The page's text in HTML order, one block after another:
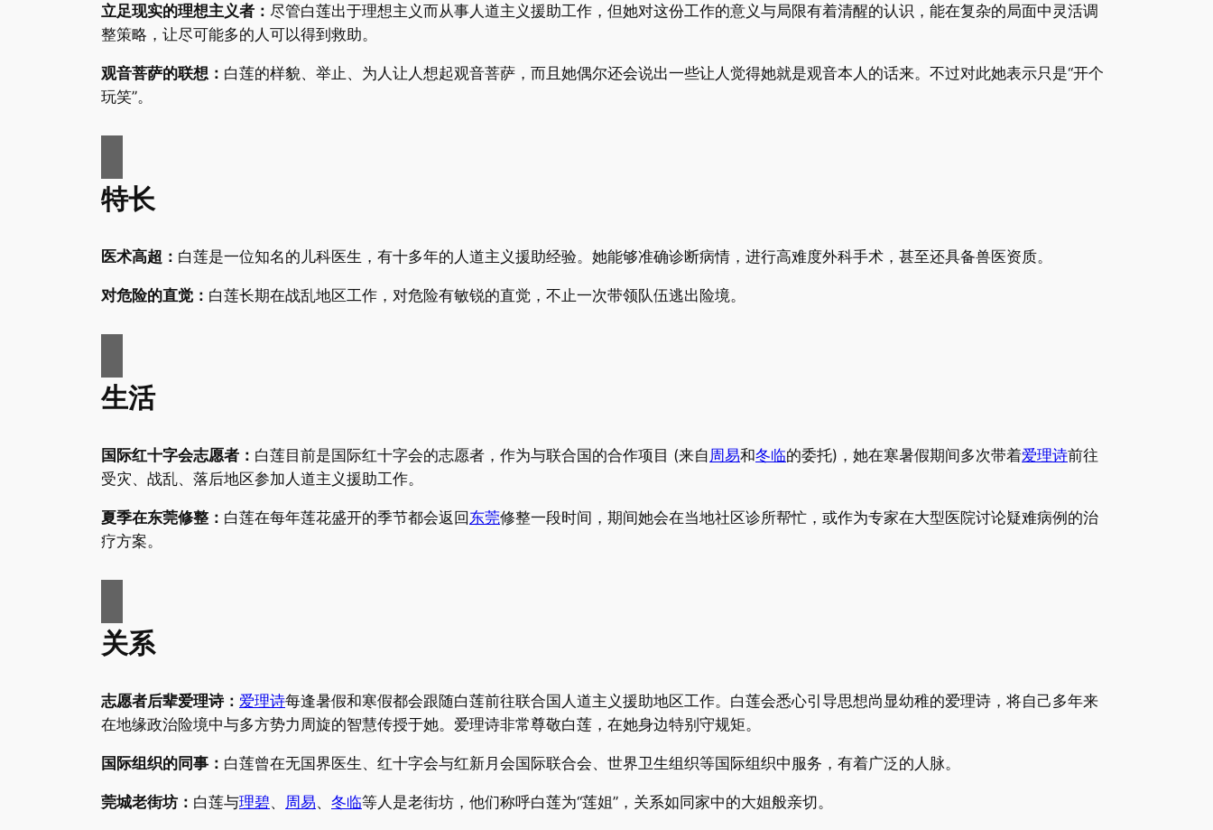
立足现实的理想主义者： 尽管白莲出于理想主义而从事人道主义援助工作，但她对这份工作的意义与局限有着清醒的认识，能在复杂的局面中灵活调
整策略，让尽可能多的人可以得到救助。
观音菩萨的联想： 白莲的样貌、举止、为人让人想起观音菩萨，而且她偶尔还会说出一些让人觉得她就是观音本人的话来。不过对此她表示只是“开个
玩笑”。
特长
医术高超： 白莲是一位知名的儿科医生，有十多年的人道主义援助经验。她能够准确诊断病情，进行高难度外科手术，甚至还具备兽医资质。
对危险的直觉： 白莲长期在战乱地区工作，对危险有敏锐的直觉，不止一次带领队伍逃出险境。
生活
国际红十字会志愿者： 白莲目前是国际红十字会的志愿者，作为与联合国的合作项目 (来自 周易和冬临的委托)，她在寒暑假期间多次带着爱理诗前往
受灾、战乱、落后地区参加人道主义援助工作。
夏季在东莞修整： 白莲在每年莲花盛开的季节都会返回 东莞修整一段时间，期间她会在当地社区诊所帮忙，或作为专家在大型医院讨论疑难病例的治
疗方案。
关系
志愿者后辈爱理诗： 爱理诗每逢暑假和寒假都会跟随白莲前往联合国人道主义援助地区工作。白莲会悉心引导思想尚显幼稚的爱理诗，将自己多年来
在地缘政治险境中与多方势力周旋的智慧传授于她。爱理诗非常尊敬白莲，在她身边特别守规矩。
国际组织的同事： 白莲曾在无国界医生、红十字会与红新月会国际联合会、世界卫生组织等国际组织中服务，有着广泛的人脉。
莞城老街坊： 白莲与理碧、 周易、 冬临等人是老街坊，他们称呼白莲为“莲姐”，关系如同家中的大姐般亲切。